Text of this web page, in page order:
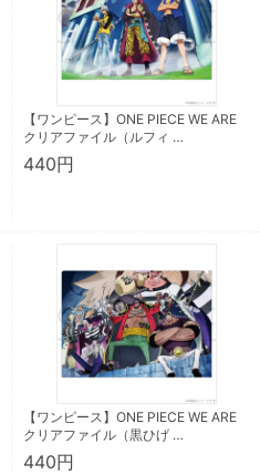
【ワンピース】ONE PIECE WE ARE
クリアファイル（ルフィ …
440円
【ワンピース】ONE PIECE WE ARE
クリアファイル（黒ひげ …
440円